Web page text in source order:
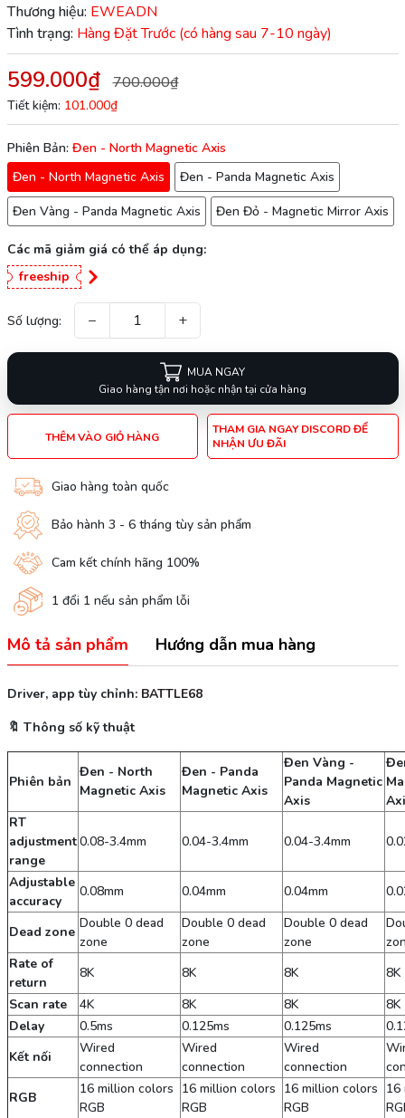
Thương hiệu: EWEADN
Tình trạng: Hàng Đặt Trước (có hàng sau 7-10 ngày)
599.000₫ 700.000₫
Tiết kiệm: 101.000₫
Phiên Bản: Đen - North Magnetic Axis
Đen - North Magnetic Axis
Đen - Panda Magnetic Axis
Đen Vàng - Panda Magnetic Axis
Đen Đỏ - Magnetic Mirror Axis
Các mã giảm giá có thể áp dụng:
freeship
Số lượng: − +
MUA NGAY
Giao hàng tận nơi hoặc nhận tại cửa hàng
THÊM VÀO GIỎ HÀNG
THAM GIA NGAY DISCORD ĐỂ
NHẬN ƯU ĐÃI
Giao hàng toàn quốc
Bảo hành 3 - 6 tháng tùy sản phẩm
Cam kết chính hãng 100%
1 đổi 1 nếu sản phẩm lỗi
Mô tả sản phẩm Hướng dẫn mua hàng
Driver, app tùy chỉnh: BATTLE68
🔖 Thông số kỹ thuật
Phiên bản
Đen - North
Magnetic Axis
Đen - Panda
Magnetic Axis
Đen Vàng -
Panda Magnetic
Axis
RT
adjustment
range
0.08-3.4mm 0.04-3.4mm 0.04-3.4mm
Adjustable
accuracy
0.08mm 0.04mm 0.04mm
Dead zone
Double 0 dead
zone
Double 0 dead
zone
Double 0 dead
zone
Rate of
return
8K 8K 8K
8K
Scan rate
4K 8K 8K
8K
Delay
0.5ms 0.125ms 0.125ms
Kết nối
Wired
connection
Wired
connection
Wired
connection
RGB
16 million colors
RGB
16 million colors
RGB
16 million colors
RGB
16